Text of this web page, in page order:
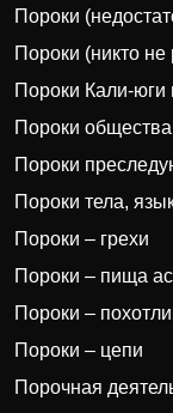
Пороки
Пороки (никто не
Пороки Кали-юги
Пороки общества
Пороки
Пороки тела,
Пороки – грехи
Пороки – пища
Пороки –
Пороки – цепи
Порочная